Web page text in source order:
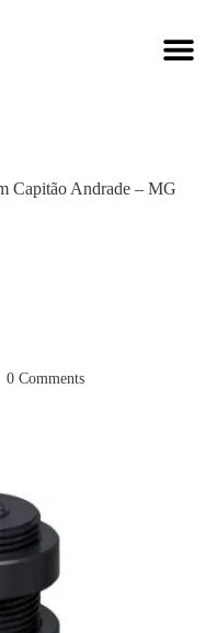
Capitão Andrade – MG
0 Comments